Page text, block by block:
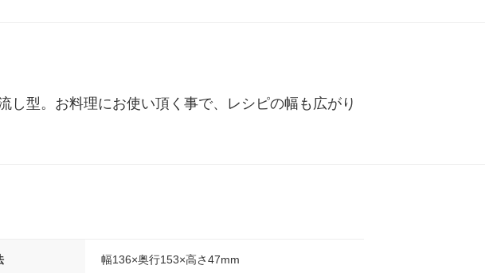
し型。お料理にお使い頂く事で、レシピの幅も広がり
幅136×奥行153×高さ47mm